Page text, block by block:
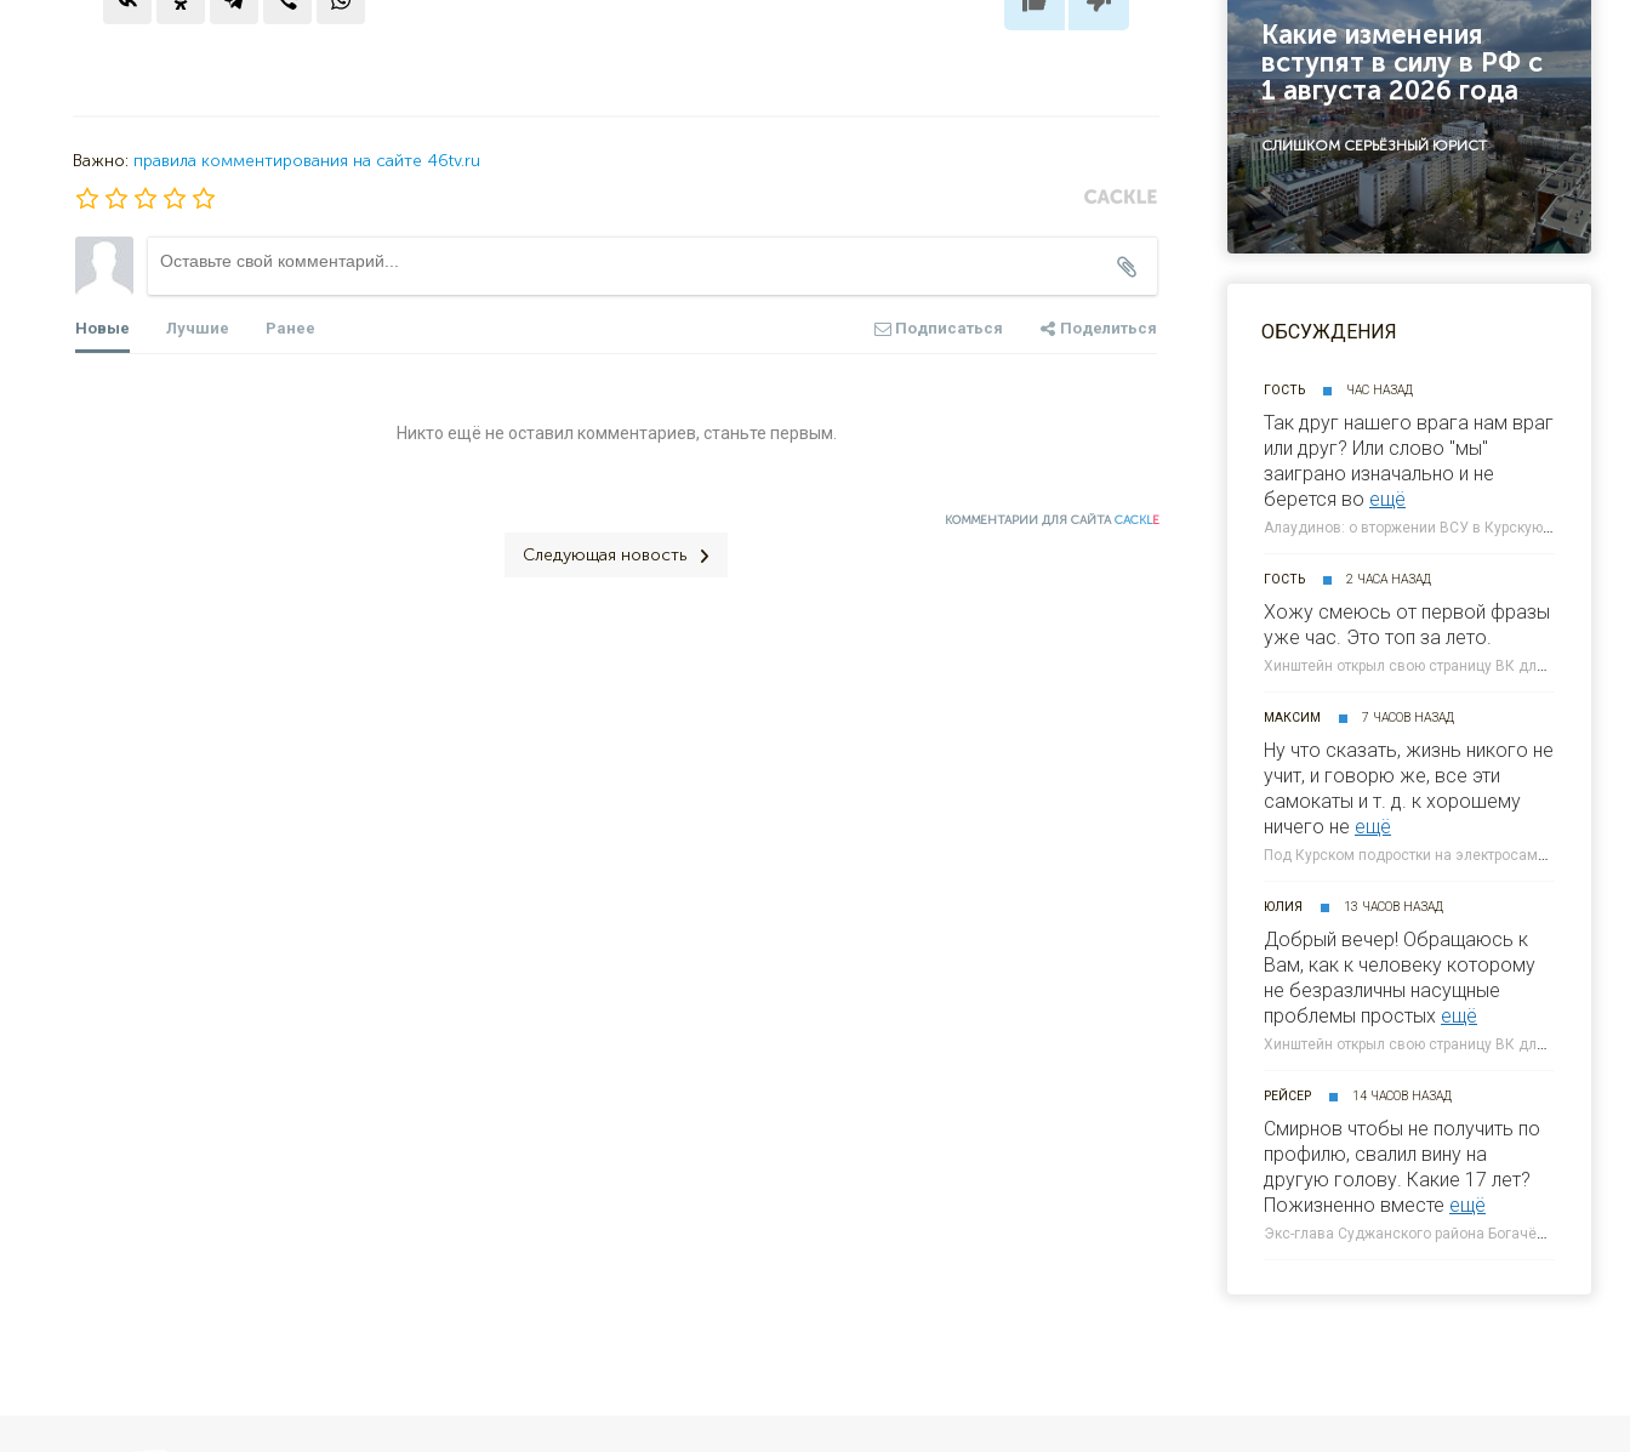
Важно: правила комментирования на сайте 46tv.ru
Новые Лучшие Ранее Подписаться Поделиться
Никто ещё не оставил комментариев, станьте первым.
КОММЕНТАРИИ ДЛЯ САЙТАCACKLE
Следующая новость
Какие изменения
вступят в силу в РФ с
1 августа 2026 года
СЛИШКОМ СЕРЬЁЗНЫЙ ЮРИСТ
ОБСУЖДЕНИЯ
ГОСТЬ ЧАС НАЗАД
Так друг нашего врага нам враг
или друг? Или слово "мы"
заиграно изначально и не
берется во ещё
Алаудинов: о вторжении ВСУ в Курскую область я узнал от гражданских людей » 46ТВ Курское Интернет Телевидение
ГОСТЬ 2 ЧАСА НАЗАД
Хожу смеюсь от первой фразы
уже час. Это топ за лето.
Хинштейн открыл свою страницу ВК для жалоб курян » 46ТВ Курское Интернет Телевидение
МАКСИМ 7 ЧАСОВ НАЗАД
Ну что сказать, жизнь никого не
учит, и говорю же, все эти
самокаты и т. д. к хорошему
ничего не ещё
Под Курском подростки на электросамокате влетели в иномарку » 46ТВ Курское Интернет Телевидение
ЮЛИЯ 13 ЧАСОВ НАЗАД
Добрый вечер! Обращаюсь к
Вам, как к человеку которому
не безразличны насущные
проблемы простых ещё
Хинштейн открыл свою страницу ВК для жалоб курян » 46ТВ Курское Интернет Телевидение
РЕЙСЕР 14 ЧАСОВ НАЗАД
Смирнов чтобы не получить по
профилю, свалил вину на
другую голову. Какие 17 лет?
Пожизненно вместе ещё
Экс-глава Суджанского района Богачёв раскрыл тайну первого дня вторжения ВСУ » 46ТВ Курское Интернет Телевидение